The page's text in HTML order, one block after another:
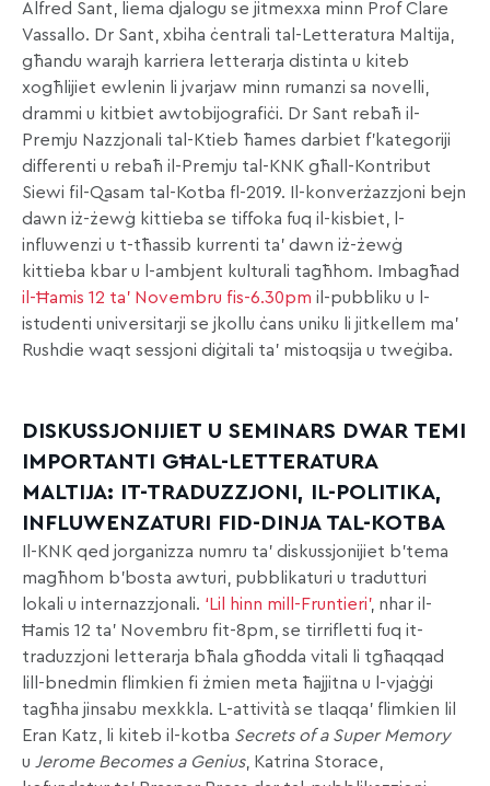
Alfred Sant, liema djalogu se jitmexxa minn Prof Clare
Vassallo. Dr Sant, xbiha ċentrali tal-Letteratura Maltija,
għandu warajh karriera letterarja distinta u kiteb
xogħlijiet ewlenin li jvarjaw minn rumanzi sa novelli,
drammi u kitbiet awtobijografiċi. Dr Sant rebaħ il-
Premju Nazzjonali tal-Ktieb ħames darbiet f’kategoriji
differenti u rebaħ il-Premju tal-KNK għall-Kontribut
Siewi fil-Qasam tal-Kotba fl-2019. Il-konverżazzjoni bejn
dawn iż-żewġ kittieba se tiffoka fuq il-kisbiet, l-
influwenzi u t-tħassib kurrenti ta’ dawn iż-żewġ
kittieba kbar u l-ambjent kulturali tagħhom. Imbagħad
il-Ħamis 12 ta’ Novembru fis-6.30pm il-pubbliku u l-
istudenti universitarji se jkollu ċans uniku li jitkellem ma’
Rushdie waqt sessjoni diġitali ta’ mistoqsija u tweġiba.
DISKUSSJONIJIET U SEMINARS DWAR TEMI
IMPORTANTI GĦAL-LETTERATURA
MALTIJA: IT-TRADUZZJONI, IL-POLITIKA,
INFLUWENZATURI FID-DINJA TAL-KOTBA
Il-KNK qed jorganizza numru ta’ diskussjonijiet b’tema
magħhom b’bosta awturi, pubblikaturi u tradutturi
lokali u internazzjonali. ‘Lil hinn mill-Fruntieri’, nhar il-
Ħamis 12 ta’ Novembru fit-8pm, se tirrifletti fuq it-
traduzzjoni letterarja bħala għodda vitali li tgħaqqad
lill-bnedmin flimkien fi żmien meta ħajjitna u l-vjaġġi
tagħha jinsabu mexkkla. L-attività se tlaqqa’ flimkien lil
Eran Katz, li kiteb il-kotba Secrets of a Super Memory
u Jerome Becomes a Genius, Katrina Storace,